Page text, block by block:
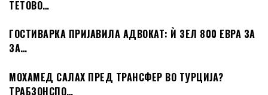
ТЕТОВО…
ГОСТИВАРКА ПРИЈАВИЛА АДВОКАТ: Ѝ ЗЕЛ 800 ЕВРА ЗА
ЗА…
МОХАМЕД САЛАХ ПРЕД ТРАНСФЕР ВО ТУРЦИЈА?
ТРАБЗОНСПО…